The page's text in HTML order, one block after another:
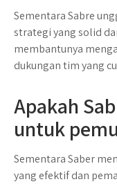
Sementara Sabre
strategi yang solid
membantunya
dukungan tim yang
Apakah
untuk
Sementara Saber
yang efektif dan